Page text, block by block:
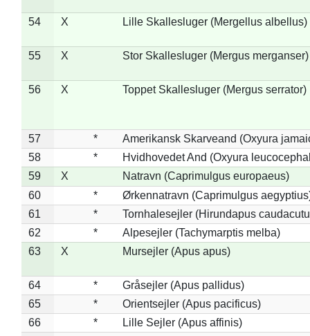
54 X Lille Skallesluger (Mergellus albellus)
55 X Stor Skallesluger (Mergus merganser)
56 X Toppet Skallesluger (Mergus serrator)
57 *
Amerikansk Skarveand (Oxyura
58
*
Hvidhovedet And (Oxyura
59
X
Natravn (Caprimulgus europaeus)
60
*
Ørkennatravn (Caprimulgus
61
*
Tornhalesejler (Hirundapus
62
*
Alpesejler (Tachymarptis melba)
63
X Mursejler (Apus apus)
64 *
Gråsejler (Apus pallidus)
65
*
Orientsejler (Apus pacificus)
66
*
Lille Sejler (Apus affinis)